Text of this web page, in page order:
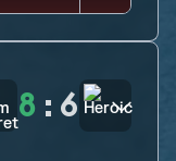
8 : 6